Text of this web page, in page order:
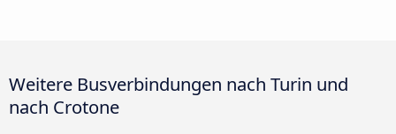
Weitere Busverbindungen nach Turin und
nach Crotone